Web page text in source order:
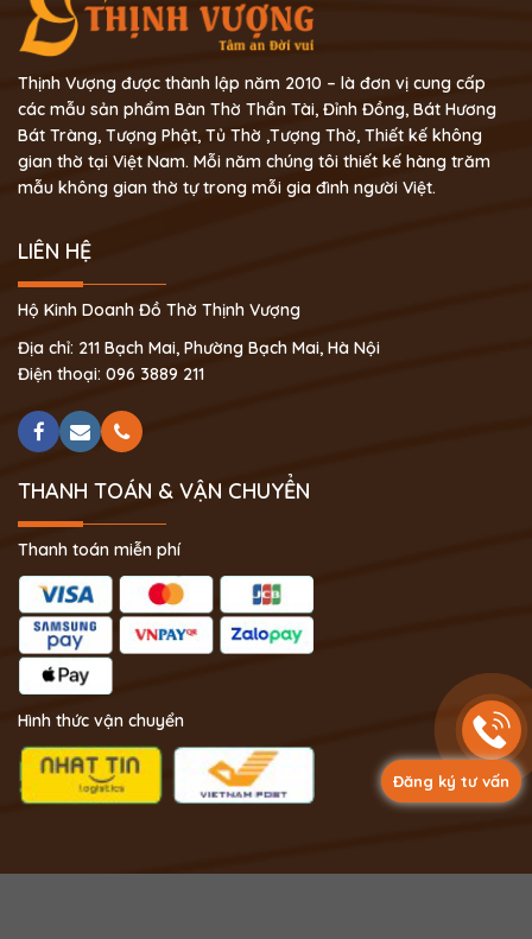
Đăng ký tư vấn
Thịnh Vượng được thành lập năm 2010 – là đơn vị cung cấp
các mẫu sản phẩm Bàn Thờ Thần Tài, Đỉnh Đồng, Bát Hương
Bát Tràng, Tượng Phật, Tủ Thờ ,Tượng Thờ, Thiết kế không
gian thờ tại Việt Nam. Mỗi năm chúng tôi thiết kế hàng trăm
mẫu không gian thờ tự trong mỗi gia đình người Việt.
LIÊN HỆ
Hộ Kinh Doanh Đồ Thờ Thịnh Vượng
Địa chỉ: 211 Bạch Mai, Phường Bạch Mai, Hà Nội
Điện thoại: 096 3889 211
THANH TOÁN & VẬN CHUYỂN
Thanh toán miễn phí
Hình thức vận chuyển